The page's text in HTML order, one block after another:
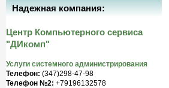
Надежная компания:
Центр Компьютерного сервиса
"ДИкомп"
Услуги системного администрирования
Телефон: (347)298-47-98
Телефон №2: +79196132578